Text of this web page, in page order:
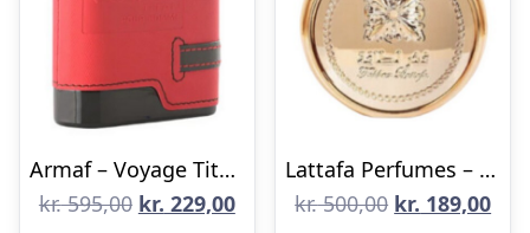
Armaf – Voyage Titan Pour Homme – 100 ml – Edp
kr.595,00 Den
kr. 229,00Den
Lattafa Perfumes – Fakhar Gold Extrait Eau de Parfum 100 ml
kr.500,00 Den
kr. 189,00Den